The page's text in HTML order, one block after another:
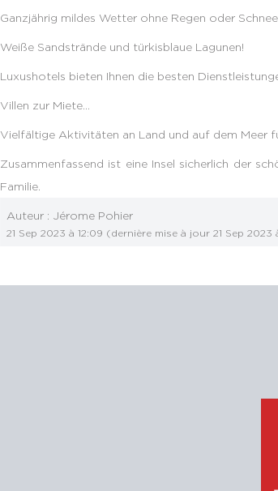
Ganzjährig mildes Wetter ohne Regen oder
Weiße Sandstrände und türkisblaue Lagunen!
Luxushotels bieten Ihnen die besten
Villen zur Miete...
Vielfältige Aktivitäten an Land und auf dem Meer
Zusammenfassend ist eine Insel sicherlich der
Familie.
Auteur : Jérome Pohier
21 Sep 2023 à 12:09 (dernière mise à jour 21 Sep 2023